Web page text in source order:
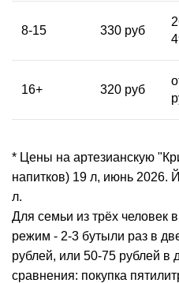
8-15 330 руб
16+ 320 руб
* Цены на артезианскую
напитков) 19 л, июнь 2026.
л.
Для семьи из трёх человек
режим - 2-3 бутыли раз в
рублей, или 50-75 рублей
сравнения: покупка